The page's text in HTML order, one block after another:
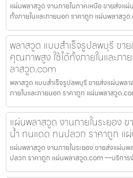
แผ่นพลาสวูด งานภายในภาคเหนือ ขายส่งแ
ทั้งภายในและภายนอก ราคาถูก แผ่นพลาสวู
พลาสวูด แบบสำเร็จรูปลพบุรี ขา
คุณภาพสูง ใช้ได้ทั้งภายในและภ
ลาสวูด.com
พลาสวูด แบบสำเร็จรูปลพบุรี ขายส่งแผ่นพล
ภายในและภายนอก ราคาถูก แผ่นพลาสวูด
แผ่นพลาสวูด งานภายในระยอง
น้ำ ทนแดด ทนปลวก ราคาถูก แ
แผ่นพลาสวูด งานภายในระยอง ขายส่งแผ่น
ปลวก ราคาถูก แผ่นพลาสวูด.com —บริการ